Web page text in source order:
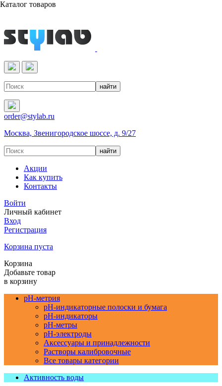
Реактивы & Оборудование
order@stylab.ru
Москва, Звенигородское шоссе, д. 9/27
Акции
Как купить
Контакты
Войти
Личный кабинет
Вход
Регистрация
Корзина пуста
Корзина
Добавьте товар
в корзину
pH-метрия
pH-индикаторные полоски и бумага
pH-индикаторы
pH-метры
pH-электроды
Аксессуары и принадлежности
Растворы калибровочные
Все товары категории
Активность воды
Каталог товаров